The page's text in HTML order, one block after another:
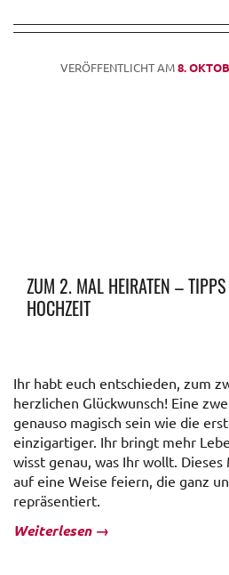
VERÖFFENTLICHT AM8.
ZUM 2. MAL HEIRATEN –
HOCHZEIT
Ihr habt euch entschieden, zum
herzlichen Glückwunsch! Eine
genauso magisch sein wie die
einzigartiger. Ihr bringt mehr
wisst genau, was Ihr wollt.
auf eine Weise feiern, die ganz
repräsentiert.
Weiterlesen →